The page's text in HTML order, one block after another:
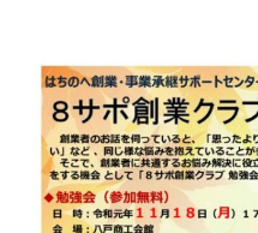
お問い合わせ
プライバシーポリシー